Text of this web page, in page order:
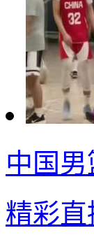
中国
精彩直